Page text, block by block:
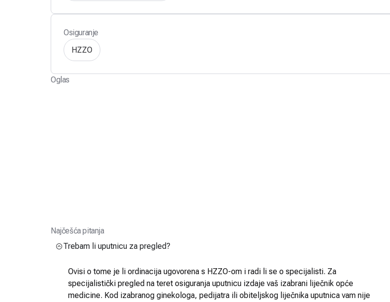
Osiguranje
HZZO
Oglas
Najčešća pitanja
Trebam li uputnicu za pregled?
Ovisi o tome je li ordinacija ugovorena s HZZO-om i radi li se o specijalisti. Za
specijalistički pregled na teret osiguranja uputnicu izdaje vaš izabrani liječnik opće
medicine. Kod izabranog ginekologa, pedijatra ili obiteljskog liječnika uputnica vam nije